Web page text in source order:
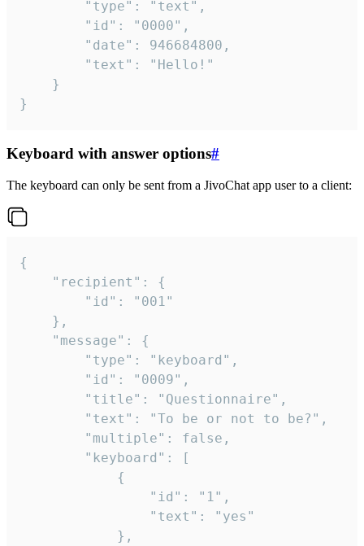
}
Keyboard with answer options#
The keyboard can only be sent from a JivoChat app user to a client:
{